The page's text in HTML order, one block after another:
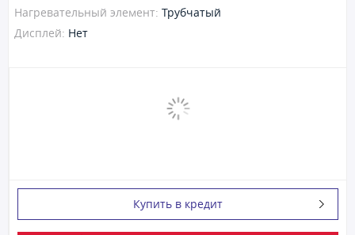
Нагревательный элемент: Трубчатый
Дисплей: Нет
Купить в кредит